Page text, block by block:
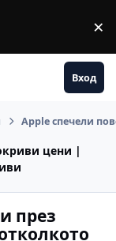
×
Вход
Apple спечели
цени |
през